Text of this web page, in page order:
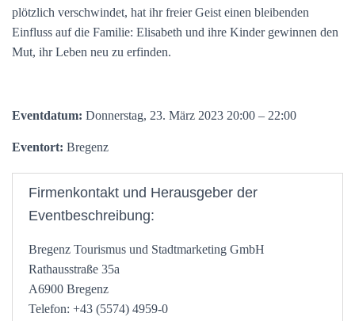
plötzlich verschwindet, hat ihr freier Geist einen bleibenden
Einfluss auf die Familie: Elisabeth und ihre Kinder gewinnen den
Mut, ihr Leben neu zu erfinden.
Eventdatum: Donnerstag, 23. März 2023 20:00 – 22:00
Eventort: Bregenz
Firmenkontakt und Herausgeber der
Eventbeschreibung:
Bregenz Tourismus und Stadtmarketing GmbH
Rathausstraße 35a
A6900 Bregenz
Telefon: +43 (5574) 4959-0